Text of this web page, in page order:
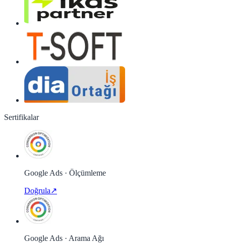
Sertifikalar
Google Ads · Ölçümleme
Doğrula↗
Google Ads · Arama Ağı